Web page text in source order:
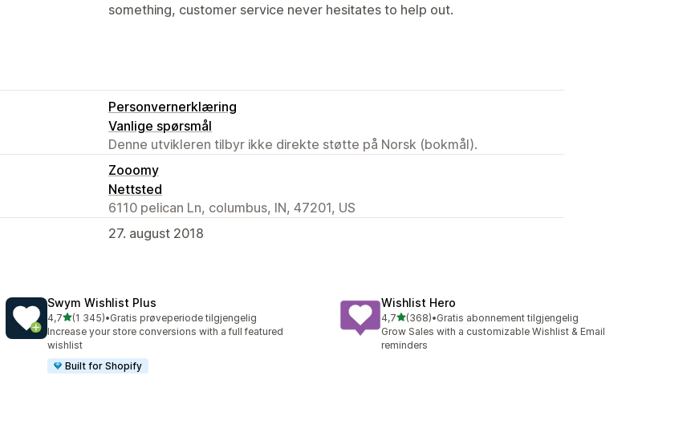
something, customer service never hesitates to help out.
Personvernerklæring
Vanlige spørsmål
Denne utvikleren tilbyr ikke direkte støtte på Norsk (bokmål).
Zooomy
Nettsted
6110 pelican Ln, columbus, IN, 47201, US
27. august 2018
Swym Wishlist Plus
4,7av 5 stjerner
(1 345)
Totalt 1345 omtaler
•Gratis prøveperiode tilgjengelig
Increase your store conversions with a full featured
wishlist
Built for Shopify
Wishlist Hero
4,7av 5 stjerner
(368)
Totalt 368 omtaler
•Gratis abonnement tilgjengelig
Grow Sales with a customizable Wishlist & Email
reminders